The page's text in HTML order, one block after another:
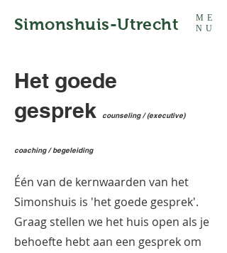
ME
NU
Simonshuis-Utrecht
Het goede
gesprek
counseling / (executive)
coaching / begeleiding
Één van de kernwaarden van het
Simonshuis is 'het goede gesprek'.
Graag stellen we het huis open als je
behoefte hebt aan een gesprek om